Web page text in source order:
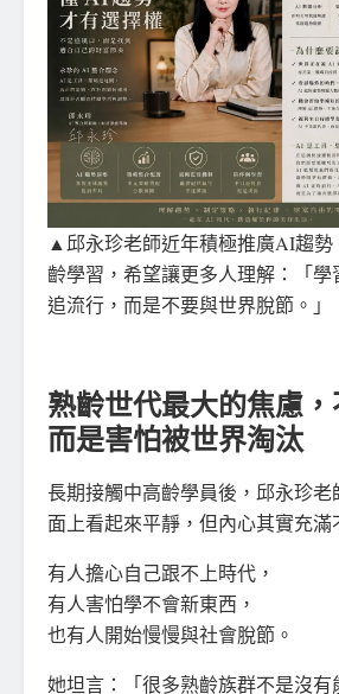
▲邱永珍老師近年積極推廣AI趨勢
齡學習，希望讓更多人理解：「學
追流行，而是不要與世界脫節。」
熟齡世代最大的焦慮，
而是害怕被世界淘汰
長期接觸中高齡學員後，邱永珍老
面上看起來平靜，但內心其實充滿
有人擔心自己跟不上時代，
有人害怕學不會新東西，
也有人開始慢慢與社會脫節。
她坦言：「很多熟齡族群不是沒有